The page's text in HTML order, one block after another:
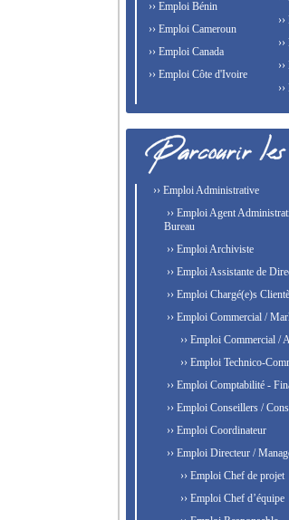
›› Emploi Bénin
›› Emploi Cameroun
›› Emploi Canada
›› Emploi Côte d'Ivoire
›› Emploi Administrative
›› Emploi Agent
Bureau
›› Emploi Archiviste
›› Emploi Assistante de
›› Emploi Chargé(e)s
›› Emploi Commercial /
›› Emploi Commercial /
›› Emploi Technico-
›› Emploi Comptabilité -
›› Emploi Conseillers /
›› Emploi Coordinateur
›› Emploi Directeur /
›› Emploi Chef de projet
›› Emploi Chef d’équipe